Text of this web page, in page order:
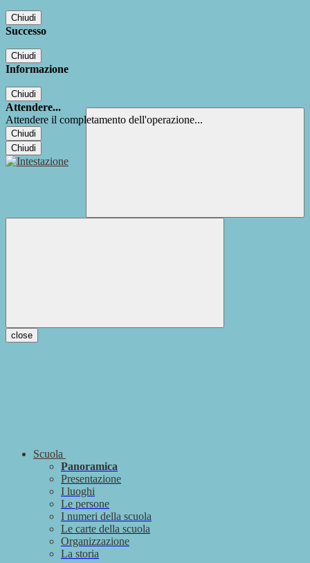
Chiudi
Successo
Chiudi
Informazione
Chiudi
Attendere...
Attendere il completamento dell'operazione...
Chiudi
Chiudi
close
Scuola
Panoramica
Presentazione
I luoghi
Le persone
I numeri della scuola
Le carte della scuola
Organizzazione
La storia